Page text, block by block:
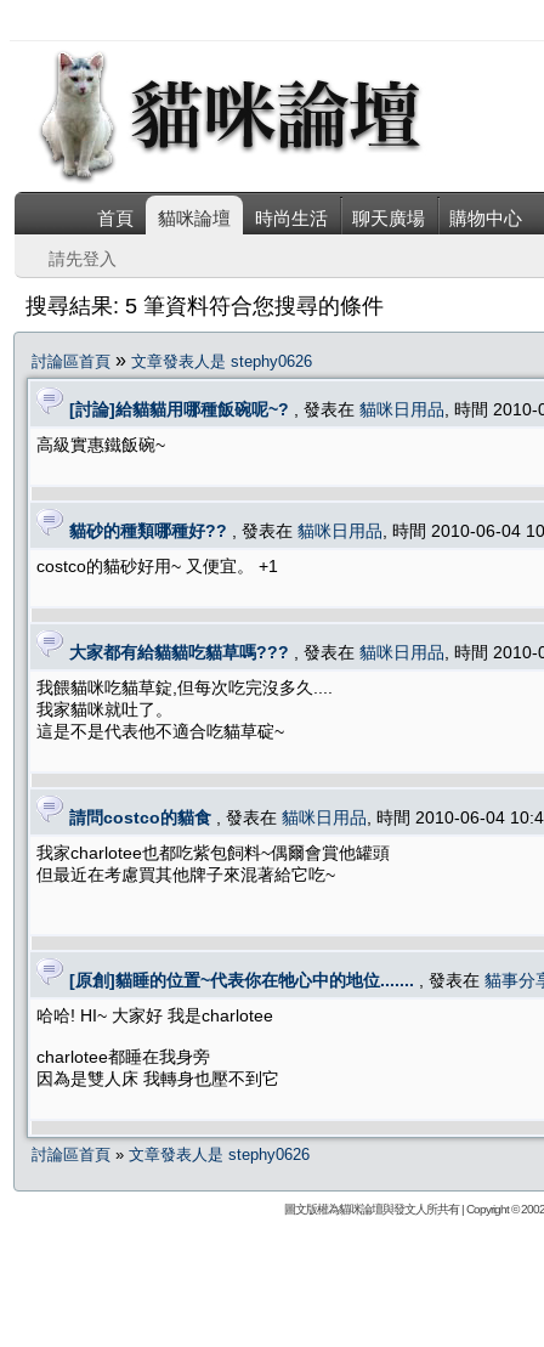
首頁 貓咪論壇 時尚生活 聊天廣場 購物中心
請先登入
搜尋結果: 5 筆資料符合您搜尋的條件
討論區首頁 » 文章發表人是 stephy0626
[討論]給貓貓用哪種飯碗呢~? , 發表在 貓咪日用品 , 時間
高級實惠鐵飯碗~
貓砂的種類哪種好?? , 發表在 貓咪日用品 , 時間 2010-06-04
costco的貓砂好用~ 又便宜。 +1
大家都有給貓貓吃貓草嗎??? , 發表在 貓咪日用品 , 時間
我餵貓咪吃貓草錠,但每次吃完沒多久....
我家貓咪就吐了。
這是不是代表他不適合吃貓草碇~
請問costco的貓食 , 發表在 貓咪日用品 , 時間 2010-06-04
我家charlotee也都吃紫包飼料~偶爾會賞他罐頭
但最近在考慮買其他牌子來混著給它吃~
[原創]貓睡的位置~代表你在牠心中的地位....... , 發表在 貓事分
哈哈! HI~ 大家好 我是charlotee
charlotee都睡在我身旁
因為是雙人床 我轉身也壓不到它
討論區首頁 » 文章發表人是 stephy0626
圖文版權為貓咪論壇與發文人所共有 | Copyright ©